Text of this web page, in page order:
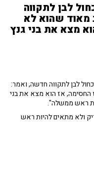
לבן לתקווה
מאוד שהוא לא
מצא את בני גנץ
כחול לבן לתקווה חדשה, ואמר:
החסימה, אז הוא מצא את בני
ראש ממשלה".
ולא מתאים להיות ראש